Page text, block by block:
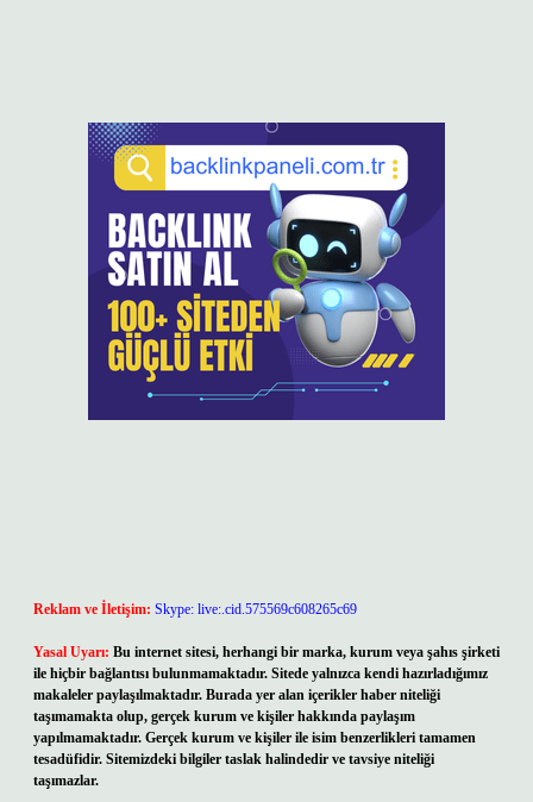
Reklam ve İletişim: Skype: live:.cid.575569c608265c69
Yasal Uyarı: Bu internet sitesi, herhangi bir marka, kurum veya şahıs şirketi
ile hiçbir bağlantısı bulunmamaktadır. Sitede yalnızca kendi hazırladığımız
makaleler paylaşılmaktadır. Burada yer alan içerikler haber niteliği
taşımamakta olup, gerçek kurum ve kişiler hakkında paylaşım
yapılmamaktadır. Gerçek kurum ve kişiler ile isim benzerlikleri tamamen
tesadüfidir. Sitemizdeki bilgiler taslak halindedir ve tavsiye niteliği
taşımazlar.